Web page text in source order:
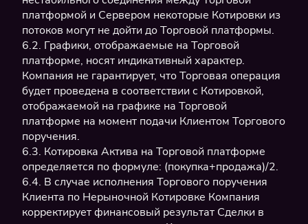
платформой и Сервером некоторые Котировки из
потоков могут не дойти до Торговой платформы.
6.2. Графики, отображаемые на Торговой
платформе, носят индикативный характер.
Компания не гарантирует, что Торговая операция
будет проведена в соответствии с Котировкой,
отображаемой на графике на Торговой
платформе на момент подачи Клиентом Торгового
поручения.
6.3. Котировка Актива на Торговой платформе
определяется по формуле: (покупка+продажа)/2.
6.4. В случае исполнения Торгового поручения
Клиента по Нерыночной Котировке Компания
корректирует финансовый результат Сделки в